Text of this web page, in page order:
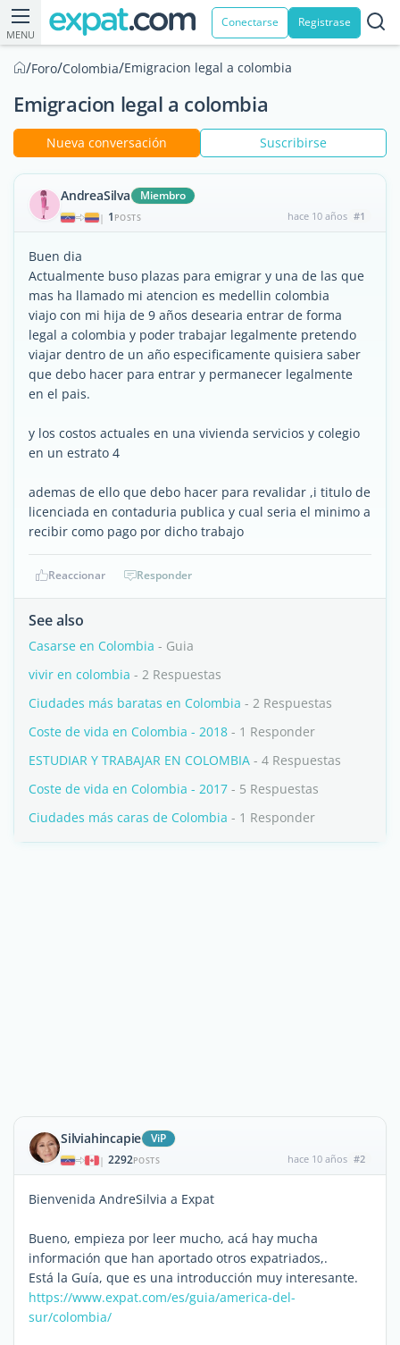
MENU
Conectarse Registrase
/Foro/Colombia/Emigracion legal a colombia
Emigracion legal a colombia
Nueva conversación Suscribirse
AndreaSilva Miembro
| 1 POSTS hace 10 años #1
Buen dia
Actualmente buso plazas para emigrar y una de las que
mas ha llamado mi atencion es medellin colombia
viajo con mi hija de 9 años desearia entrar de forma
legal a colombia y poder trabajar legalmente pretendo
viajar dentro de un año especificamente quisiera saber
que debo hacer para entrar y permanecer legalmente
en el pais.
y los costos actuales en una vivienda servicios y colegio
en un estrato 4
ademas de ello que debo hacer para revalidar ,i titulo de
licenciada en contaduria publica y cual seria el minimo a
recibir como pago por dicho trabajo
Reaccionar Responder
See also
Casarse en Colombia - Guia
vivir en colombia - 2 Respuestas
Ciudades más baratas en Colombia - 2 Respuestas
Coste de vida en Colombia - 2018 - 1 Responder
ESTUDIAR Y TRABAJAR EN COLOMBIA - 4 Respuestas
Coste de vida en Colombia - 2017 - 5 Respuestas
Ciudades más caras de Colombia - 1 Responder
Silviahincapie ViP
| 2292POSTS hace 10 años #2
Bienvenida AndreSilvia a Expat
Bueno, empieza por leer mucho, acá hay mucha
información que han aportado otros expatriados,.
Está la Guía, que es una introducción muy interesante.
https://www.expat.com/es/guia/america-del-
sur/colombia/